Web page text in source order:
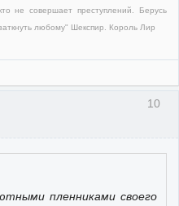
не совершает преступлений. Берусь
любому" Шекспир. Король Лир
10
пленниками своего